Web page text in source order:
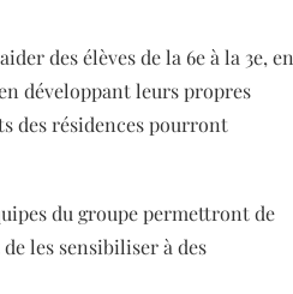
des élèves de la 6e à la 3e, en
développant leurs propres
des résidences pourront
du groupe permettront de
les sensibiliser à des